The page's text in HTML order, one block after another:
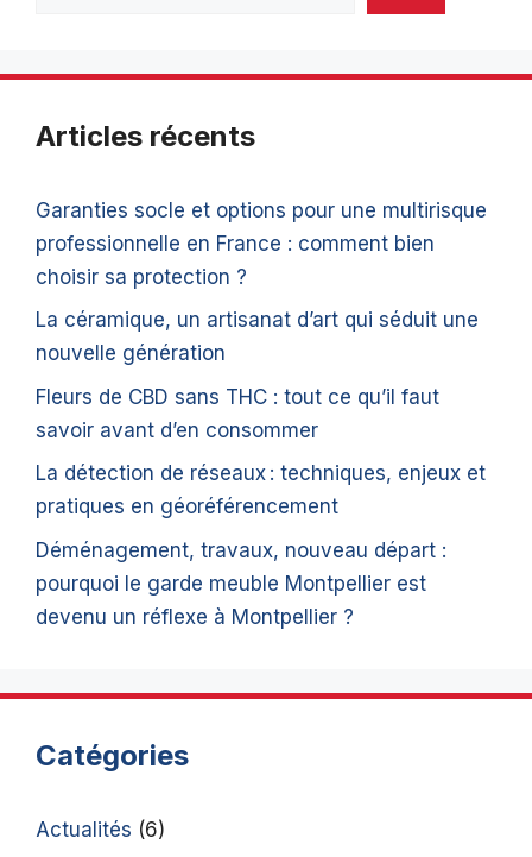
Articles récents
Garanties socle et options pour une multirisque
professionnelle en France : comment bien
choisir sa protection ?
La céramique, un artisanat d’art qui séduit une
nouvelle génération
Fleurs de CBD sans THC : tout ce qu’il faut
savoir avant d’en consommer
La détection de réseaux : techniques, enjeux et
pratiques en géoréférencement
Déménagement, travaux, nouveau départ :
pourquoi le garde meuble Montpellier est
devenu un réflexe à Montpellier ?
Catégories
Actualités (6)